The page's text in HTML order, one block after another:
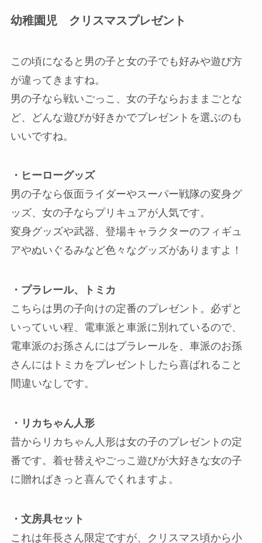
幼稚園児 クリスマスプレゼント
この頃になると男の子と女の子でも好みや遊び方
が違ってきますね。
男の子なら戦いごっこ、女の子ならおままごとな
ど、どんな遊びが好きかでプレゼントを選ぶのも
いいですね。
・ヒーローグッズ
男の子なら仮面ライダーやスーパー戦隊の変身グ
ッズ、女の子ならプリキュアが人気です。
変身グッズや武器、登場キャラクターのフィギュ
アやぬいぐるみなど色々なグッズがありますよ！
・プラレール、トミカ
こちらは男の子向けの定番のプレゼント。必ずと
いっていい程、電車派と車派に別れているので、
電車派のお孫さんにはプラレールを、車派のお孫
さんにはトミカをプレゼントしたら喜ばれること
間違いなしです。
・リカちゃん人形
昔からリカちゃん人形は女の子のプレゼントの定
番です。着せ替えやごっこ遊びが大好きな女の子
に贈ればきっと喜んでくれますよ。
・文房具セット
これは年長さん限定ですが、クリスマス頃から小